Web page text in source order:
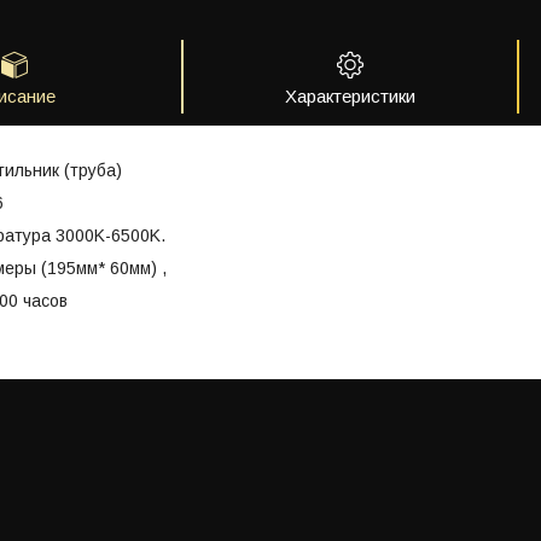
Характеристики
(труба)
3000K-6500K.
(195мм* 60мм) ,
часов